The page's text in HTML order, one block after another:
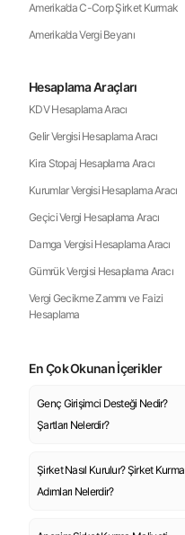
Amerika’da C-Corp Şirket Kurmak
Amerika’da Vergi Beyanı
Hesaplama Araçları
KDV Hesaplama Aracı
Gelir Vergisi Hesaplama Aracı
Kira Stopaj Hesaplama Aracı
Kurumlar Vergisi Hesaplama Aracı
Geçici Vergi Hesaplama Aracı
Damga Vergisi Hesaplama Aracı
Gümrük Vergisi Hesaplama Aracı
Vergi Gecikme Zammı ve Faizi
Hesaplama
En Çok Okunan İçerikler
Genç Girişimci Desteği Nedir?
Şartları Nelerdir?
Şirket Nasıl Kurulur? Şirket Kurma
Adımları Nelerdir?